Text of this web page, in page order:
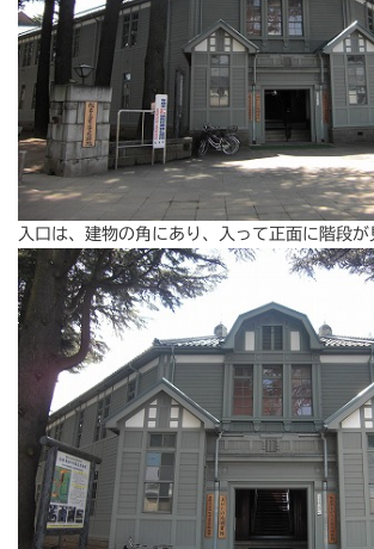
入口は、建物の角にあり、入って正面に階段が